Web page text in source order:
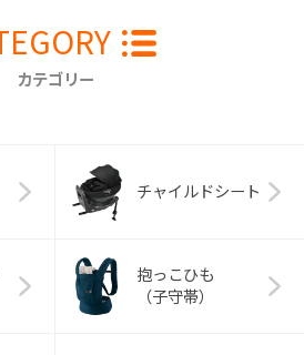
カテゴリー
チャイルドシート
抱っこひも
（子守帯）